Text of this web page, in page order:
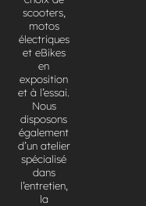
scooters,
motos
électriques
et eBikes
en
exposition
et à l’essai.
Nous
disposons
également
d’un atelier
spécialisé
dans
l’entretien,
la